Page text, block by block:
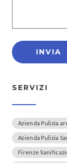
SERVIZI
Azienda Pulizia
Azienda Pulizia
Firenze